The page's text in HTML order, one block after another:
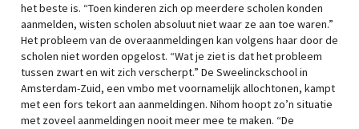
het beste is. “Toen kinderen zich op meerdere scholen konden
aanmelden, wisten scholen absoluut niet waar ze aan toe waren.”
Het probleem van de overaanmeldingen kan volgens haar door de
scholen niet worden opgelost. “Wat je ziet is dat het probleem
tussen zwart en wit zich verscherpt.” De Sweelinckschool in
Amsterdam-Zuid, een vmbo met voornamelijk allochtonen, kampt
met een fors tekort aan aanmeldingen. Nihom hoopt zo’n situatie
met zoveel aanmeldingen nooit meer mee te maken. “De